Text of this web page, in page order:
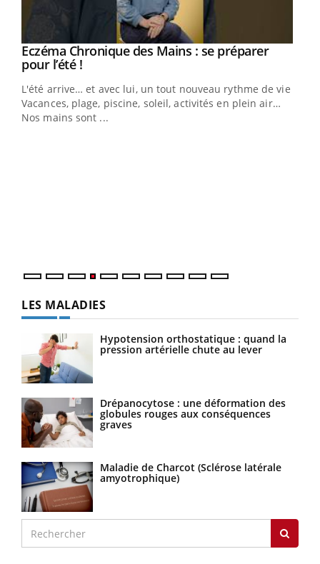
Youtube
Eczéma Chronique des Mains : se préparer
pour l’été !Youtube
L'été arrive… et avec lui, un tout nouveau rythme de vie !
Vacances, plage, piscine, soleil, activités en plein air…
Nos mains sont ...
LES MALADIES
Hypotension orthostatique : quand la
pression artérielle chute au lever
Drépanocytose : une déformation des
globules rouges aux conséquences
graves
Maladie de Charcot (Sclérose latérale
amyotrophique)